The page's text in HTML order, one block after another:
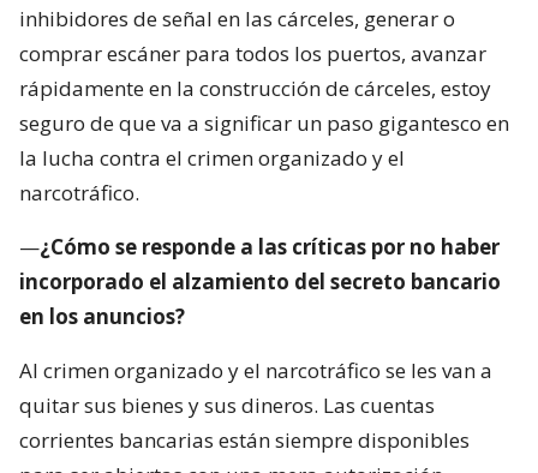
inhibidores de señal en las cárceles, generar o
comprar escáner para todos los puertos, avanzar
rápidamente en la construcción de cárceles, estoy
seguro de que va a significar un paso gigantesco en
la lucha contra el crimen organizado y el
narcotráfico.
—¿Cómo se responde a las críticas por no haber
incorporado el alzamiento del secreto bancario
en los anuncios?
Al crimen organizado y el narcotráfico se les van a
quitar sus bienes y sus dineros. Las cuentas
corrientes bancarias están siempre disponibles